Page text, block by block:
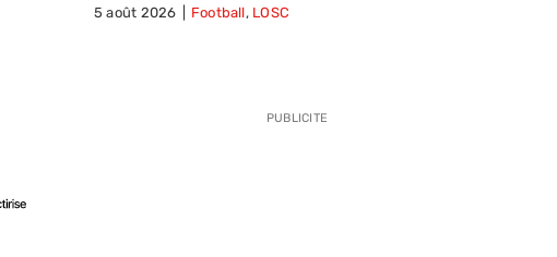
5 août 2026 Football, LOSC
PUBLICITE